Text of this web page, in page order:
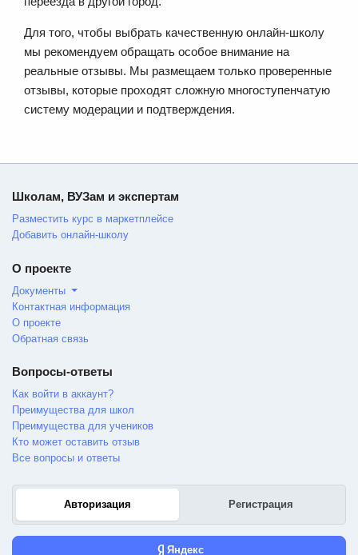
Для того, чтобы выбрать качественную онлайн-школу
мы рекомендуем обращать особое внимание на
реальные отзывы. Мы размещаем только проверенные
отзывы, которые проходят сложную многоступенчатую
систему модерации и подтверждения.
Школам, ВУЗам и экспертам
Разместить курс в маркетплейсе
Добавить онлайн-школу
О проекте
Документы
Контактная информация
О проекте
Обратная связь
Вопросы-ответы
Как войти в аккаунт?
Преимущества для школ
Преимущества для учеников
Кто может оставить отзыв
Все вопросы и ответы
Авторизация Регистрация
Яндекс